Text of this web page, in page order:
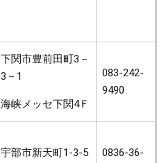
下関市豊前田町3－
3－1
海峡メッセ下関4Ｆ
083-242-
9490
宇部市新天町1-3-5
0836-36-